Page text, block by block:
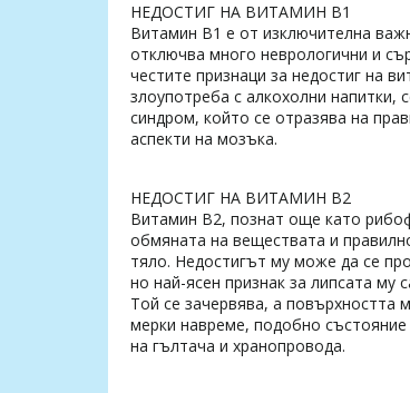
НЕДОСТИГ НА ВИТАМИН B1
Витамин B1 е от изключителна
отключва много неврологични и
честите признаци за недостиг на
злоупотреба с алкохолни напитки,
синдром, който се отразява на
аспекти на мозъка.
НЕДОСТИГ НА ВИТАМИН B2
Витамин B2, познат още като
обмяната на веществата и
тяло. Недостигът му може да се
но най-ясен признак за липсата му
Той се зачервява, а повърхността
мерки навреме, подобно
на гълтача и хранопровода.